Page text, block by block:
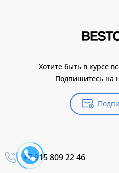
Хотите быть в курсе
Подпишитесь на
+7 915 809 22 46